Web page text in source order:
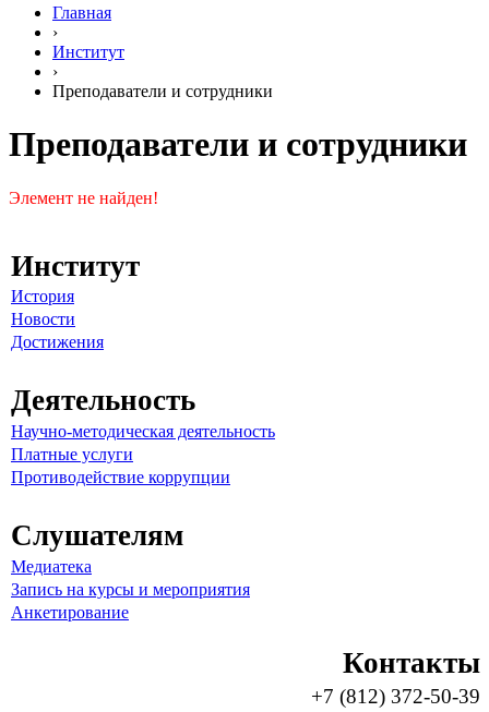
Главная
›
Институт
›
Преподаватели и сотрудники
Преподаватели и сотрудники
Элемент не найден!
Институт
История
Новости
Достижения
Деятельность
Научно-методическая деятельность
Платные услуги
Противодействие коррупции
Слушателям
Медиатека
Запись на курсы и мероприятия
Анкетирование
Контакты
+7 (812) 372-50-39